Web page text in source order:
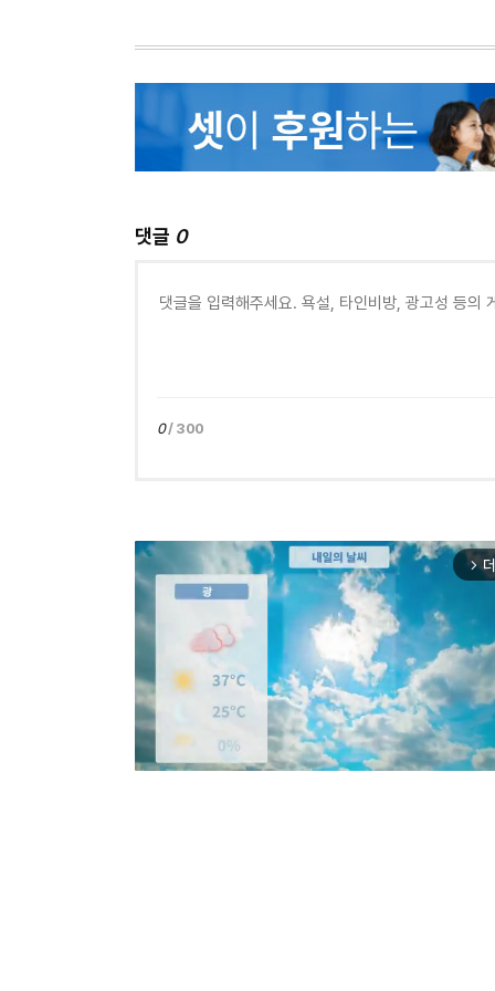
댓글 0
0/ 300
arrow_forward_ios